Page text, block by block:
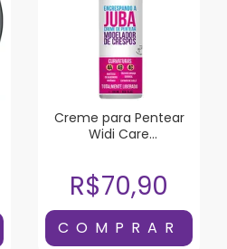
Creme para Pentear
Widi Care
R$70,90